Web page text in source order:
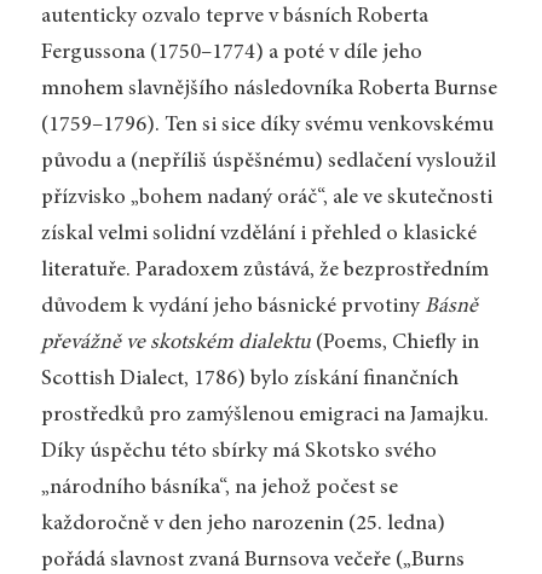
autenticky ozvalo teprve v básních Roberta
Fergussona (1750–1774) a poté v díle jeho
mnohem slavnějšího následovníka Roberta Burnse
(1759–1796). Ten si sice díky svému venkovskému
původu a (nepříliš úspěšnému) sedlačení vysloužil
přízvisko „bohem nadaný oráč“, ale ve skutečnosti
získal velmi solidní vzdělání i přehled o klasické
literatuře. Paradoxem zůstává, že bezprostředním
důvodem k vydání jeho básnické prvotinyBásně
převážně ve skotském dialektu(Poems, Chiefly in
Scottish Dialect, 1786) bylo získání finančních
prostředků pro zamýšlenou emigraci na Jamajku.
Díky úspěchu této sbírky má Skotsko svého
„národního básníka“, na jehož počest se
každoročně v den jeho narozenin (25. ledna)
pořádá slavnost zvaná Burnsova večeře („Burns